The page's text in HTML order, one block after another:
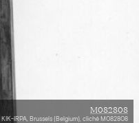
M082808
KIK-IRPA, Brussels (Belgium), cliché M082808